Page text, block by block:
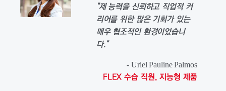
"제 능력을 신뢰하고 직업적 커
리어를 위한 많은 기회가 있는
매우 협조적인 환경이었습니
다."
- Uriel Pauline Palmos
FLEX 수습 직원, 지능형 제품